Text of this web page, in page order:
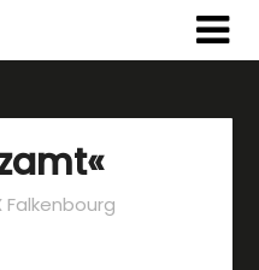
Falkenbourg